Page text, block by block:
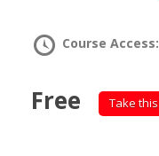
Course Access:
Free Take